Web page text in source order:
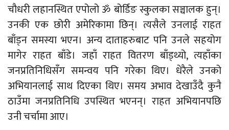
चौधरी लहानस्थित एपोलो ॐ बोर्डिङ स्कुलका सञ्चालक हुन्।
उनकी एक छोरी अमेरिकामा छिन्। त्यसैले उनलाई राहत
बाँड्न समस्या भएन। अन्य दाताहरुबाट पनि उनले सहयोग
मागेर राहत बाँडे। जहाँ राहत वितरण बाँड्थ्यो, त्यहाँका
जनप्रतिनिधिसँग समन्वय पनि गरेका थिए। धेरैले उनको
अभियानलाई साथ दिएका थिए। समय अभाव देखाउँदै कुनै
ठाउँमा जनप्रतिनिधि उपस्थित भएनन्। राहत अभियानपछि
उनी चर्चामा आए।